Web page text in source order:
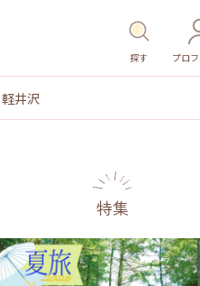
探す プロ
軽井沢
特集